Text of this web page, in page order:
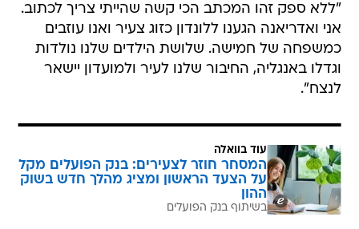
"ללא ספק זהו המכתב הכי קשה שהייתי צריך לכתוב.
אני ואדריאנה הגענו ללונדון כזוג צעיר ואנו עוזבים
כמשפחה של חמישה. שלושת הילדים שלנו נולדות
וגדלו באנגליה, החיבור שלנו לעיר ולמועדון יישאר
לנצח".
עוד בוואלה
המסחר חוזר לצעירים: בנק הפועלים מקל
על הצעד הראשון ומציג מהלך חדש בשוק
ההון
בשיתוף בנק הפועלים